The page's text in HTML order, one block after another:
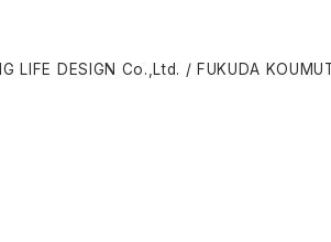
LIFE DESIGN Co.,Ltd. / FUKUDA